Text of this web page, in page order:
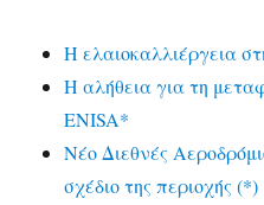
Η ελαιοκαλλιέργεια
Η αλήθεια για τη
ENISA*
Νέο Διεθνές
σχέδιο της περιοχής (*)